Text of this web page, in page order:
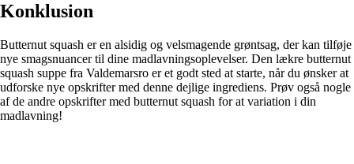
Konklusion
Butternut squash er en alsidig og velsmagende grøntsag, der kan tilføje
nye smagsnuancer til dine madlavningsoplevelser. Den lækre butternut
squash suppe fra Valdemarsro er et godt sted at starte, når du ønsker at
udforske nye opskrifter med denne dejlige ingrediens. Prøv også nogle
af de andre opskrifter med butternut squash for at variation i din
madlavning!